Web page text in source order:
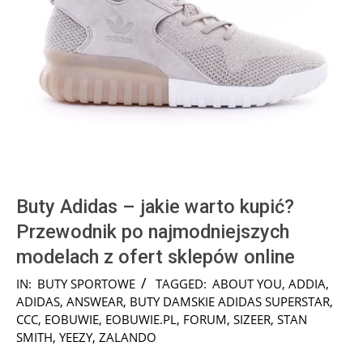
Buty Adidas – jakie warto kupić?
Przewodnik po najmodniejszych
modelach z ofert sklepów online
2024-
11-
29
IN: BUTY SPORTOWE TAGGED: ABOUT YOU, ADDIA,
ADIDAS, ANSWEAR, BUTY DAMSKIE ADIDAS SUPERSTAR,
CCC, EOBUWIE, EOBUWIE.PL, FORUM, SIZEER, STAN
SMITH, YEEZY, ZALANDO